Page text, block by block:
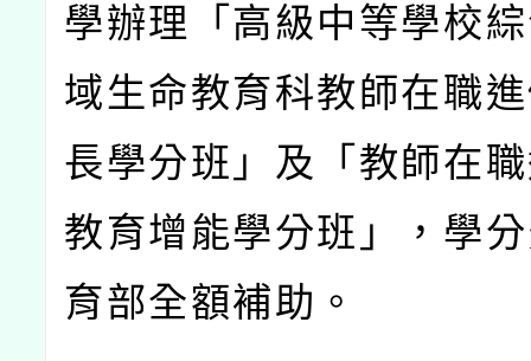
學辦理「高級中等學校
域生命教育科教師在職
長學分班」及「教師在
教育增能學分班」，學
育部全額補助。